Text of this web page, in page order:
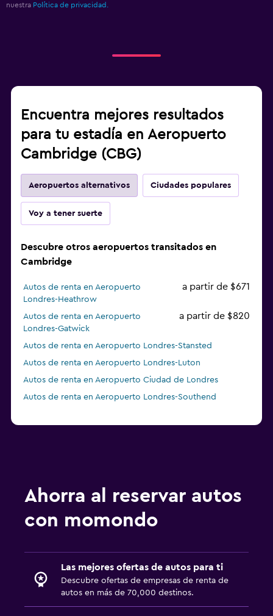
nuestra Política de privacidad.
Encuentra mejores resultados
para tu estadía en Aeropuerto
Cambridge (CBG)
Aeropuertos alternativos Ciudades populares
Voy a tener suerte
Descubre otros aeropuertos transitados en
Cambridge
Autos de renta en Aeropuerto
Londres-Heathrow
a partir de $671
Autos de renta en Aeropuerto
Londres-Gatwick
a partir de $820
Autos de renta en Aeropuerto Londres-Stansted
Autos de renta en Aeropuerto Londres-Luton
Autos de renta en Aeropuerto Ciudad de Londres
Autos de renta en Aeropuerto Londres-Southend
Ahorra al reservar autos
con momondo
Las mejores ofertas de autos para ti
Descubre ofertas de empresas de renta de
autos en más de 70,000 destinos.